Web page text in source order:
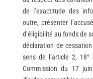
de l’exactitude des
outre, présenter
d’éligibilité au fonds de
déclaration de
sens de l’article 2,
Commission du 17